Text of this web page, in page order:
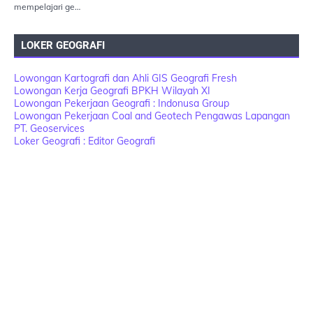
mempelajari ge…
LOKER GEOGRAFI
Lowongan Kartografi dan Ahli GIS Geografi Fresh
Lowongan Kerja Geografi BPKH Wilayah XI
Lowongan Pekerjaan Geografi : Indonusa Group
Lowongan Pekerjaan Coal and Geotech Pengawas Lapangan
PT. Geoservices
Loker Geografi : Editor Geografi